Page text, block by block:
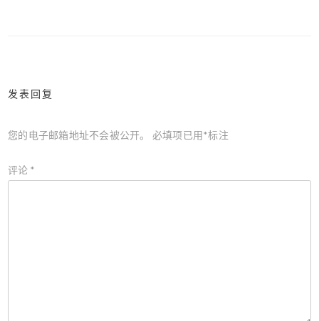
发表回复
您的电子邮箱地址不会被公开。 必填项已用*标注
评论 *